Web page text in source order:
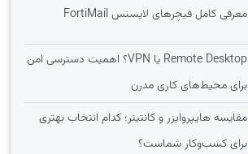
معرفی کامل فیچرهای لایسنس FortiMail
Remote Desktop یا VPN؟ اهمیت دسترسی امن
برای محیط‌های کاری مدرن
مقایسه هایپروایزر و کانتینر؛ کدام انتخاب بهتری
برای کسب‌وکار شماست؟